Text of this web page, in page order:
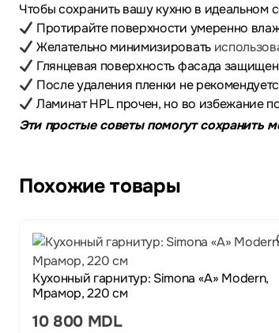
Чтобы сохранить вашу кухню в идеальном
Протирайте поверхности умеренно
Желательно минимизировать
Глянцевая поверхность фасада
После удаления пленки не
Ламинат HPL прочен, но во избежание
Эти простые советы помогут сохранить
Похожие товары
Кухонный гарнитур: Simona «A» Modern,
Мрамор, 220 см
10 800 MDL